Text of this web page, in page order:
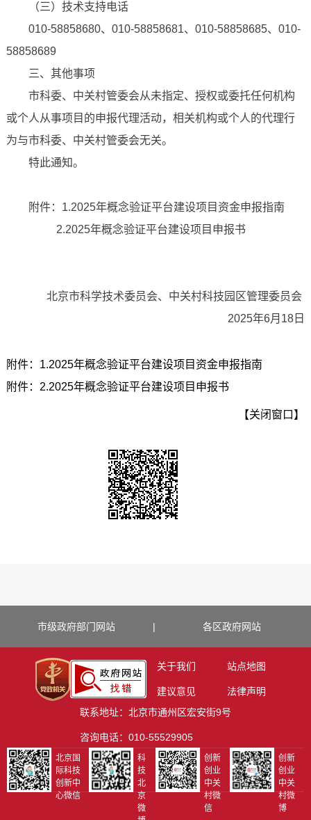
（三）技术支持电话
010-58858680、010-58858681、010-58858685、010-
58858689
三、其他事项
市科委、中关村管委会从未指定、授权或委托任何机构
或个人从事项目的申报代理活动，相关机构或个人的代理行
为与市科委、中关村管委会无关。
特此通知。
附件：1.2025年概念验证平台建设项目资金申报指南
2.2025年概念验证平台建设项目申报书
北京市科学技术委员会、中关村科技园区管理委员会
2025年6月18日
附件：1.2025年概念验证平台建设项目资金申报指南
附件：2.2025年概念验证平台建设项目申报书
【关闭窗口】
市级政府部门网站 | 各区政府网站
关于我们 站点地图
建议意见
法律声明
联系地址：北京市通州区宏安街9号
咨询电话：010-55529905
北京国
际科技
创新中
心微信
科
技
北
京
微
创新
创业
中关
村微
信
创新
创业
中关
村微
博